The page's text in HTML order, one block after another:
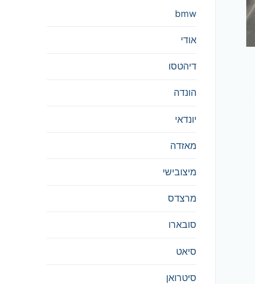
bmw
אודי
דיהטסו
הונדה
יונדאי
מאזדה
מיצובישי
מרצדס
סובארו
סיאט
סיטרואן